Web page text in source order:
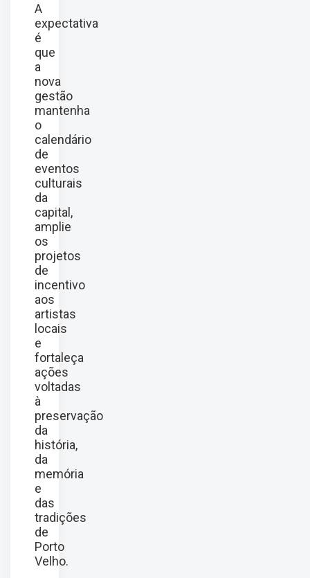
A
expectativa
é
que
a
nova
gestão
mantenha
o
calendário
de
eventos
culturais
da
capital,
amplie
os
projetos
de
incentivo
aos
artistas
locais
e
fortaleça
ações
voltadas
à
preservação
da
história,
da
memória
e
das
tradições
de
Porto
Velho.